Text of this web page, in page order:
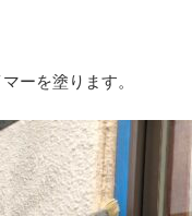
ーを塗ります。